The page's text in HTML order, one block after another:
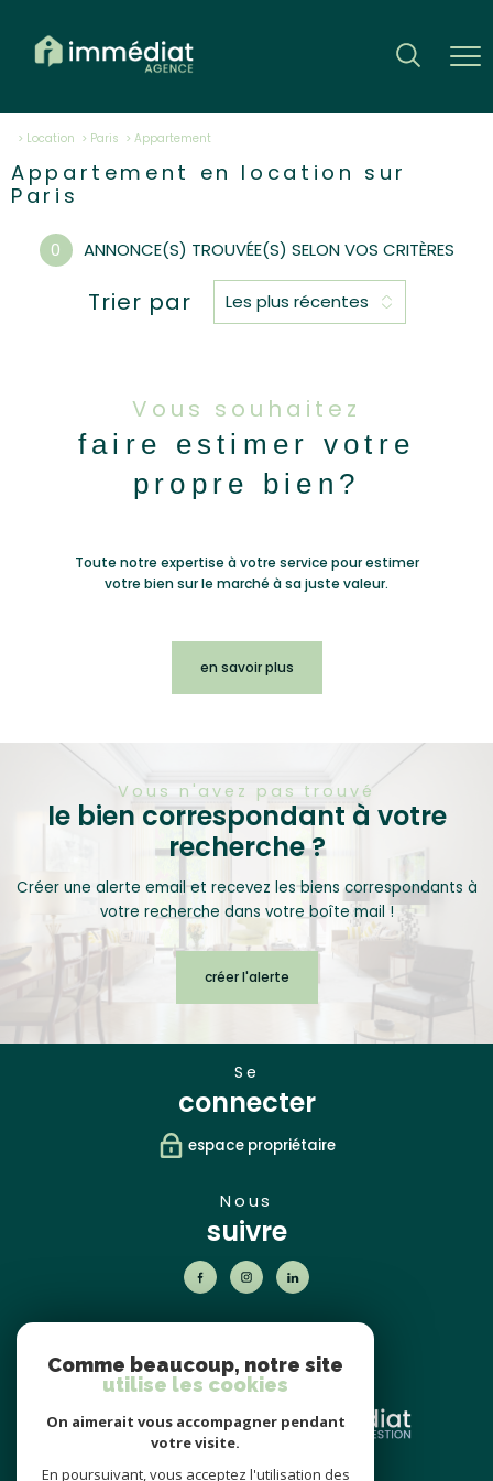
Location Paris appartement
Appartement en location sur
Paris
0 ANNONCE(S) TROUVÉE(S) SELON VOS CRITÈRES
Trier par Les plus récentes
Vous souhaitez
faire estimer votre
propre bien?
Toute notre expertise à votre service pour estimer
votre bien sur le marché à sa juste valeur.
en savoir plus
Vous n'avez pas trouvé
le bien correspondant à votre
recherche ?
Créer une alerte email et recevez les biens correspondants à
votre recherche dans votre boîte mail !
créer l'alerte
se
connecter
espace propriétaire
nous
suivre
partenaires
Comme beaucoup, notre site
utilise les cookies
On aimerait vous accompagner pendant
votre visite.
En poursuivant, vous acceptez l'utilisation des